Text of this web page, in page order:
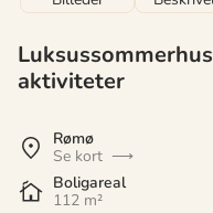
aktiviteter
Rømø
Se kort
Boligareal
112 m²